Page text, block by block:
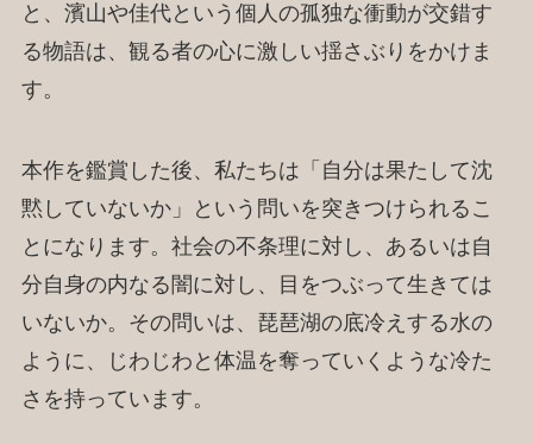
と、濱山や佳代という個人の孤独な衝動が交錯す
る物語は、観る者の心に激しい揺さぶりをかけま
す。
本作を鑑賞した後、私たちは「自分は果たして沈
黙していないか」という問いを突きつけられるこ
とになります。社会の不条理に対し、あるいは自
分自身の内なる闇に対し、目をつぶって生きては
いないか。その問いは、琵琶湖の底冷えする水の
ように、じわじわと体温を奪っていくような冷た
さを持っています。